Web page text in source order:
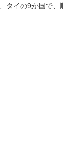
タイの9か国で、